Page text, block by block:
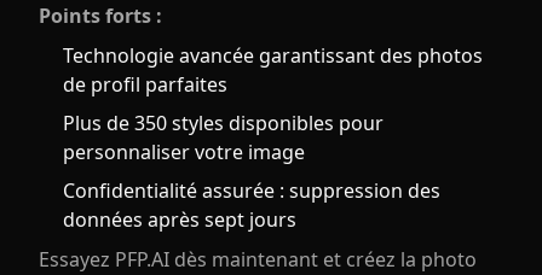
Points forts :
Technologie avancée garantissant des photos
de profil parfaites
Plus de 350 styles disponibles pour
personnaliser votre image
Confidentialité assurée : suppression des
données après sept jours
Essayez PFP.AI dès maintenant et créez la photo